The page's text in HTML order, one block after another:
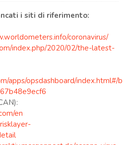
i siti di riferimento:
coronavirus/
index.php/2020/02/the-latest-
apps/opsdashboard/index.html#/b
en